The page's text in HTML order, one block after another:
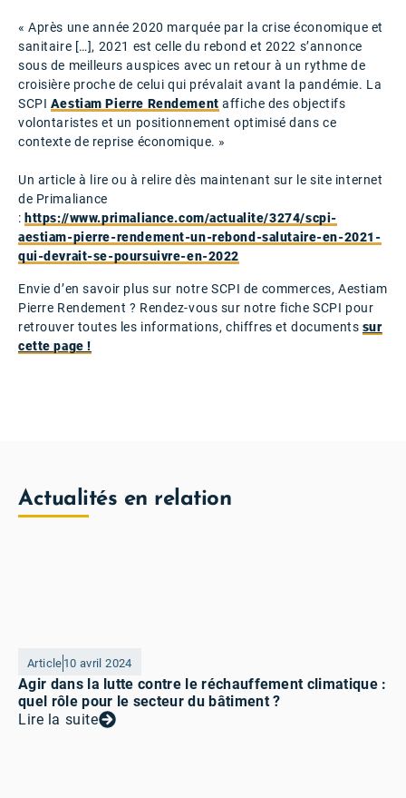
« Après une année 2020 marquée par la crise économique et
sanitaire […], 2021 est celle du rebond et 2022 s’annonce
sous de meilleurs auspices avec un retour à un rythme de
croisière proche de celui qui prévalait avant la pandémie. La
SCPI Aestiam Pierre Rendement affiche des objectifs
volontaristes et un positionnement optimisé dans ce
contexte de reprise économique. »
Un article à lire ou à relire dès maintenant sur le site internet
de Primaliance
: https://www.primaliance.com/actualite/3274/scpi-
aestiam-pierre-rendement-un-rebond-salutaire-en-2021-
qui-devrait-se-poursuivre-en-2022
Envie d’en savoir plus sur notre SCPI de commerces, Aestiam
Pierre Rendement ? Rendez-vous sur notre fiche SCPI pour
retrouver toutes les informations, chiffres et documents sur
cette page !
Actualités en relation
Article 10 avril 2024
Agir dans la lutte contre le réchauffement climatique :
quel rôle pour le secteur du bâtiment ?
Lire la suite